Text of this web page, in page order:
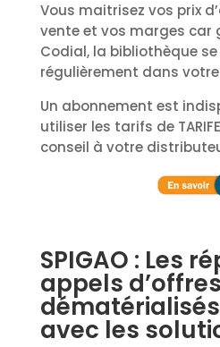
Vous maitrisez vos prix
vente et vos marges car
Codial, la bibliothèque
régulièrement dans votre
Un abonnement est
utiliser les tarifs de
conseil à votre
SPIGAO : Les
appels d’offres
avec les